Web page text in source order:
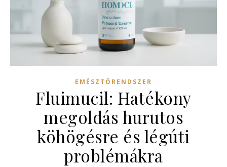
EMÉSZTŐRENDSZER
Fluimucil: Hatékony
megoldás hurutos
köhögésre és légúti
problémákra